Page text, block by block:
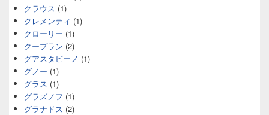
クラウス (1)
クレメンティ (1)
クローリー (1)
クープラン (2)
グアスタビーノ (1)
グノー (1)
グラス (1)
グラズノフ (1)
グラナドス (2)